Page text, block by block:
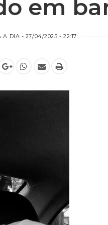
em
A DIA - 27/04/2025 - 22:17